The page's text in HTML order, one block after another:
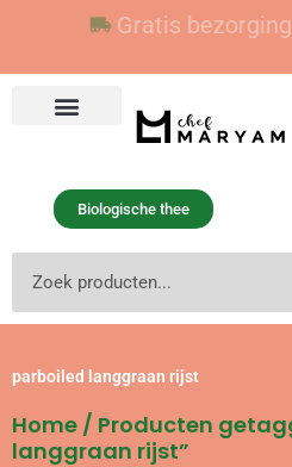
Gratis bezorging
Voor 23:59
Biologische thee
parboiled langgraan rijst
Home / Producten
langgraan rijst”